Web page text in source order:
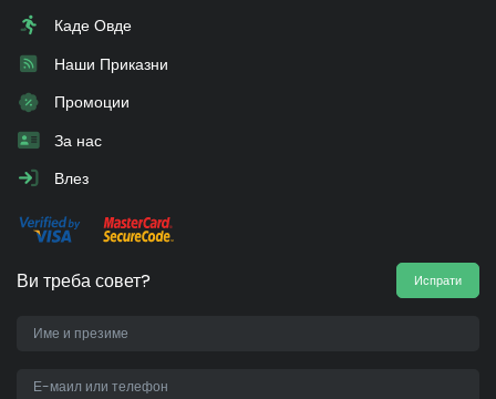
Каде Овде
Наши Приказни
Промоции
За нас
Влез
Ви треба совет? Испрати